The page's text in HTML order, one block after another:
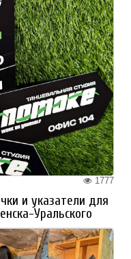
1777
и указатели для
Уральского